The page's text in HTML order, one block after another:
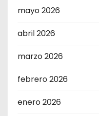
mayo 2026
abril 2026
marzo 2026
febrero 2026
enero 2026